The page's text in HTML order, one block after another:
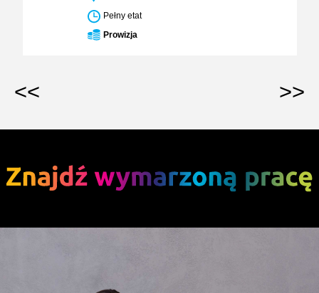
Pełny etat
Prowizja
<< >>